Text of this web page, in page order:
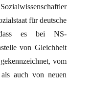
für deutsche
dass es bei NS-
von Gleichheit
vom
auch von neuen